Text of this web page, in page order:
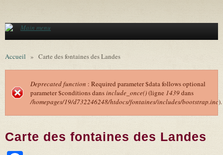
Main menu
Accueil » Carte des fontaines des Landes
Message d'erreur
Deprecated function : Required parameter $data follows optional
parameter $conditions dansinclude_once()(ligne 1439dans
/homepages/19/d732246248/htdocs/fontaines/includes/bootstrap.inc).
Carte des fontaines des Landes